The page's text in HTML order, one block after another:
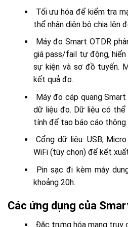
Tối ưu hóa để kiểm tra
thể nhận diện bộ chia lên
Máy đo Smart OTDR
giá pass/fail tự động,
sự kiện và sơ đồ tuyến.
kết quả đo.
Máy đo cáp quang
dữ liệu đo. Dữ liệu có
tính để tạo báo cáo thông
Cổng dữ liệu: USB,
WiFi (tùy chọn) để kết
Pin sạc đi kèm máy
khoảng 20h.
Các ứng dụng của
Đặc trưng hóa mạng truy